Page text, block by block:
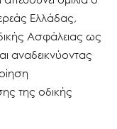
Ελλάδας,
Ασφάλειας ως
αναδεικνύοντας
της οδικής